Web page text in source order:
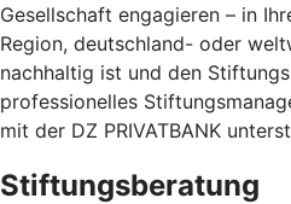
Gesellschaft engagieren – in
Region, deutschland- oder
nachhaltig ist und den
professionelles
mit der DZ PRIVATBANK
Stiftungsberatung